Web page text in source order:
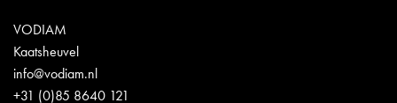
VODIAM
Kaatsheuvel
info@vodiam.nl
+31 (0)85 8640 121